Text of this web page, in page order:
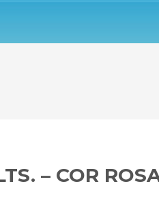
– COR